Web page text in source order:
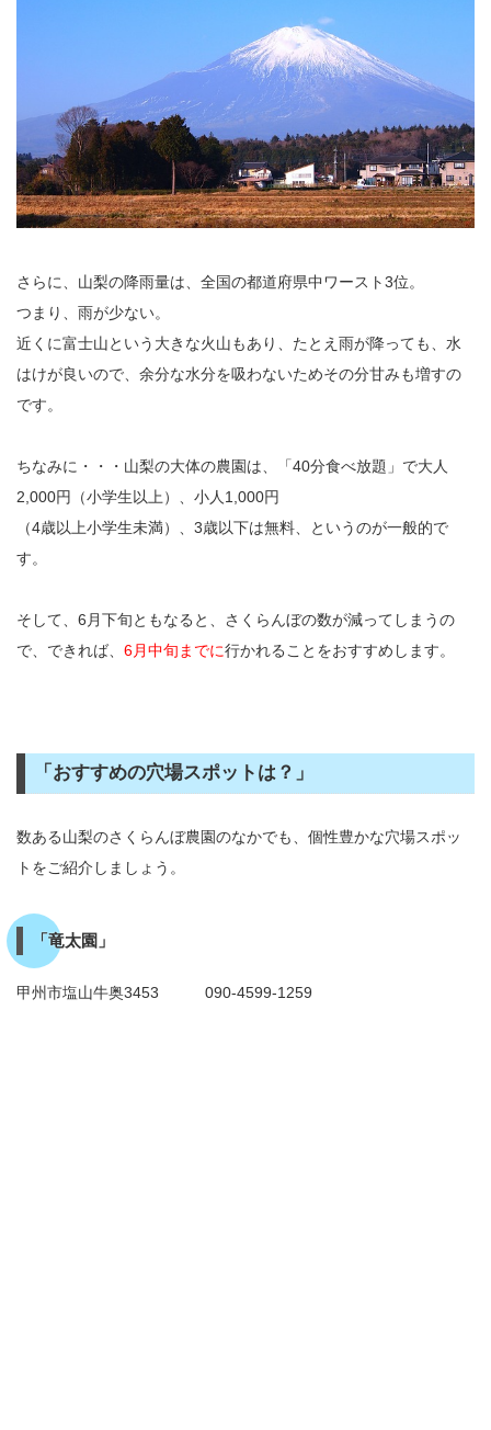
さらに、山梨の降雨量は、全国の都道府県中ワースト3位。
つまり、雨が少ない。
近くに富士山という大きな火山もあり、たとえ雨が降っても、水
はけが良いので、余分な水分を吸わないためその分甘みも増すの
です。
ちなみに・・・山梨の大体の農園は、「40分食べ放題」で大人
2,000円（小学生以上）、小人1,000円
（4歳以上小学生未満）、3歳以下は無料、というのが一般的で
す。
そして、6月下旬ともなると、さくらんぼの数が減ってしまうの
で、できれば、 6月中旬までに行かれることをおすすめします。
「おすすめの穴場スポットは？」
数ある山梨のさくらんぼ農園のなかでも、個性豊かな穴場スポッ
トをご紹介しましょう。
「竜太園」
甲州市塩山牛奥3453 090-4599-1259